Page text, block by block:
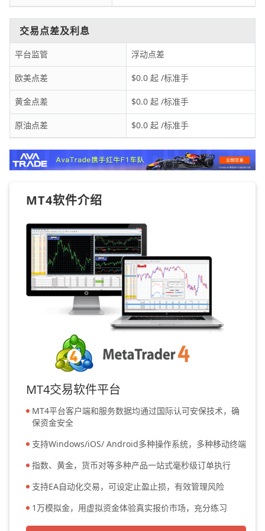
交易点差及利息
平台监管 浮动点差
欧美点差 $0.0 起 /标准手
黄金点差 $0.0 起 /标准手
原油点差 $0.0 起 /标准手
MT4软件介绍
MT4交易软件平台
MT4平台客户端和服务数据均通过国际认可安保技术，确
保资金安全
支持Windows/iOS/ Android多种操作系统，多种移动终端
指数、黄金，货币对等多种产品一站式毫秒级订单执行
支持EA自动化交易，可设定止盈止损，有效管理风险
1万模拟金，用虚拟资金体验真实报价市场，充分练习